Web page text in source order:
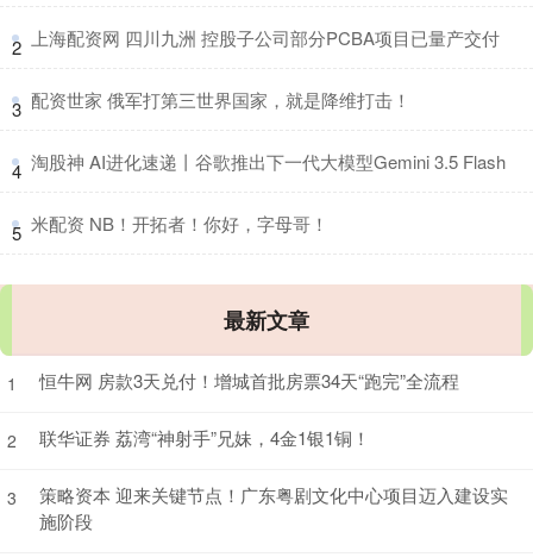
2 ​上海配资网 四川九洲 控股子公司部分PCBA项目已量产交付
3 ​配资世家 俄军打第三世界国家，就是降维打击！
4 ​淘股神 AI进化速递丨谷歌推出下一代大模型Gemini 3.5 Flash
5 ​米配资 NB！开拓者！你好，字母哥！
最新文章
1 恒牛网 房款3天兑付！增城首批房票34天“跑完”全流程
2 联华证券 荔湾“神射手”兄妹，4金1银1铜！
3
策略资本 迎来关键节点！广东粤剧文化中心项目迈入建设实
施阶段